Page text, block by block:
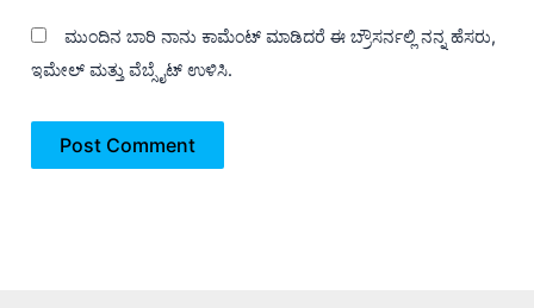
ಮುಂದಿನ ಬಾರಿ ನಾನು ಕಾಮೆಂಟ್ ಮಾಡಿದರೆ ಈ ಬ್ರೌಸರ್ನಲ್ಲಿ ನನ್ನ ಹೆಸರು,
ಇಮೇಲ್ ಮತ್ತು ವೆಬ್ಸೈಟ್ ಉಳಿಸಿ.